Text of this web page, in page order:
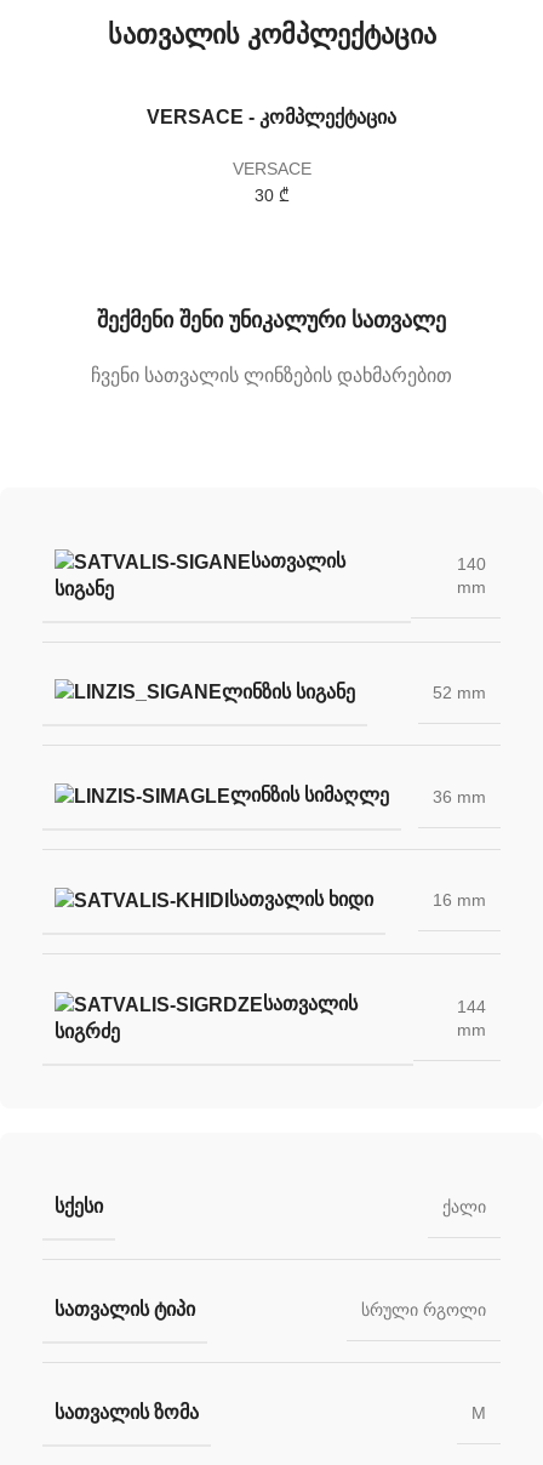
სათვალის კომპლექტაცია
VERSACE - კომპლექტაცია
VERSACE
30 ₾
შექმენი შენი უნიკალური სათვალე
ჩვენი სათვალის ლინზების დახმარებით
ᲡᲐᲗᲕᲐᲚᲘᲡ
ᲡᲘᲒᲐᲜᲔ
140
mm
ᲚᲘᲜᲖᲘᲡ ᲡᲘᲒᲐᲜᲔ 52 mm
ᲚᲘᲜᲖᲘᲡ ᲡᲘᲛᲐᲦᲚᲔ 36 mm
ᲡᲐᲗᲕᲐᲚᲘᲡ ᲮᲘᲓᲘ 16 mm
ᲡᲐᲗᲕᲐᲚᲘᲡ
ᲡᲘᲒᲠᲫᲔ
144
mm
ᲡᲥᲔᲡᲘ ქალი
ᲡᲐᲗᲕᲐᲚᲘᲡ ᲢᲘᲞᲘ სრული რგოლი
ᲡᲐᲗᲕᲐᲚᲘᲡ ᲖᲝᲛᲐ M